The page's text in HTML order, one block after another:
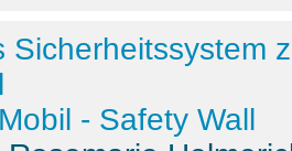
Sicherheitssystem
- Safety Wall